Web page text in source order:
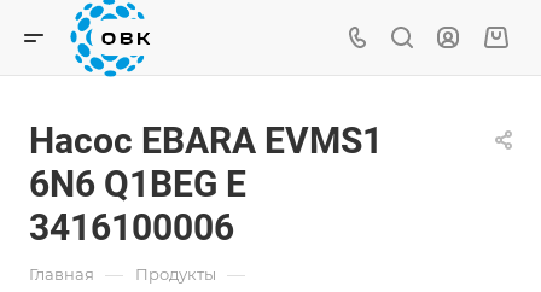
Насос EBARA EVMS1
6N6 Q1BEG E
3416100006
Главная — Продукты —